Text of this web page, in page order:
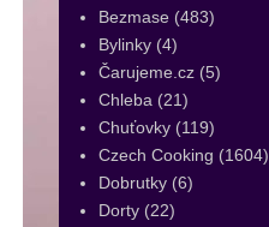
Bezmase (483)
Bylinky (4)
Čarujeme.cz (5)
Chleba (21)
Chuťovky (119)
Czech Cooking (1604)
Dobrutky (6)
Dorty (22)